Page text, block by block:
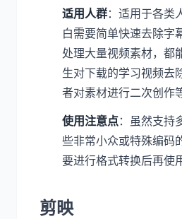
适用人群：适用于各类
白需要简单快速去除字
处理大量视频素材，都
生对下载的学习视频去
者对素材进行二次创作
使用注意点：虽然支持
些非常小众或特殊编码
要进行格式转换后再使
剪映